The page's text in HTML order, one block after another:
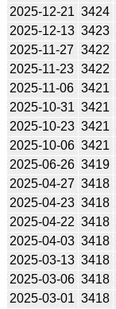
2025-12-21 3424
2025-12-13 3423
2025-11-27 3422
2025-11-23 3422
2025-11-06 3421
2025-10-31 3421
2025-10-23 3421
2025-10-06 3421
2025-06-26 3419
2025-04-27 3418
2025-04-23 3418
2025-04-22 3418
2025-04-03 3418
2025-03-13 3418
2025-03-06 3418
2025-03-01 3418